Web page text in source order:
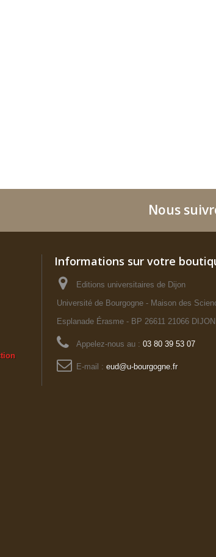
Nous
Informations sur votre
Editions universitaires de Dijon
Université de Bourgogne - Maison des
Esplanade Érasme - BP 26611 21066
Appelez-nous au : 03 80 39 53 07
E-mail : eud@u-bourgogne.fr